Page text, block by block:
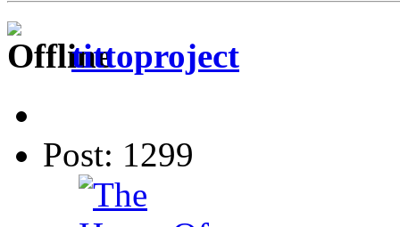
tittoproject
Post: 1299